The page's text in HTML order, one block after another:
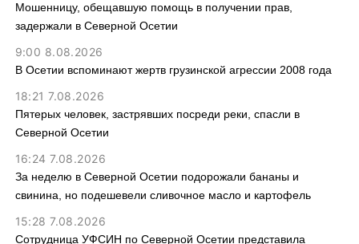
Мошенницу, обещавшую помощь в получении прав,
задержали в Северной Осетии
9:00 8.08.2026
В Осетии вспоминают жертв грузинской агрессии 2008 года
18:21 7.08.2026
Пятерых человек, застрявших посреди реки, спасли в
Северной Осетии
16:24 7.08.2026
За неделю в Северной Осетии подорожали бананы и
свинина, но подешевели сливочное масло и картофель
15:28 7.08.2026
Сотрудница УФСИН по Северной Осетии представила